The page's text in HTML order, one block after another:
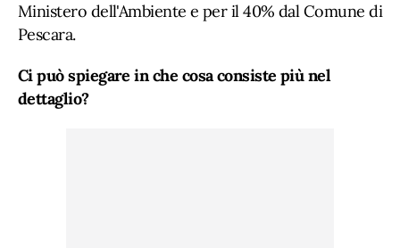
Ministero dell'Ambiente e per il 40% dal Comune di
Pescara.
Ci può spiegare in che cosa consiste più nel
dettaglio?